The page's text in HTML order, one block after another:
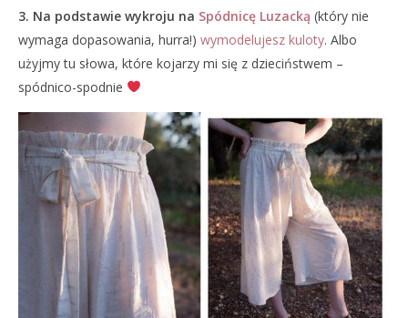
3. Na podstawie wykroju na Spódnicę Luzacką (który nie
wymaga dopasowania, hurra!) wymodelujesz kuloty. Albo
użyjmy tu słowa, które kojarzy mi się z dzieciństwem –
spódnico-spodnie